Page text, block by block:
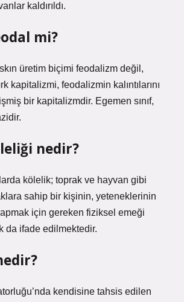
kaldırıldı.
mi?
üretim biçimi feodalizm değil,
kapitalizmi, feodalizmin kalıntılarını
bir kapitalizmdir. Egemen sınıf,
nedir?
kölelik; toprak ve hayvan gibi
sahip bir kişinin, yeteneklerinin
için gereken fiziksel emeği
da ifade edilmektedir.
kendisine tahsis edilen